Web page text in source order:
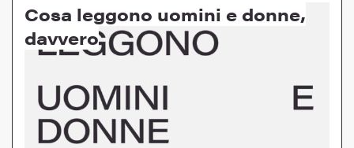
Cosa leggono uomini e donne,
davvero